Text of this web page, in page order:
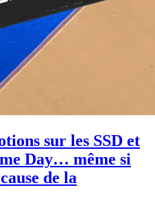
sur les SSD et
Day… même si
de la